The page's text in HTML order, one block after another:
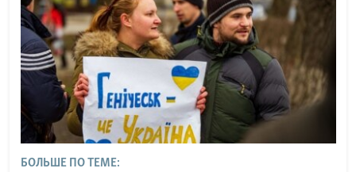
БОЛЬШЕ ПО ТЕМЕ: